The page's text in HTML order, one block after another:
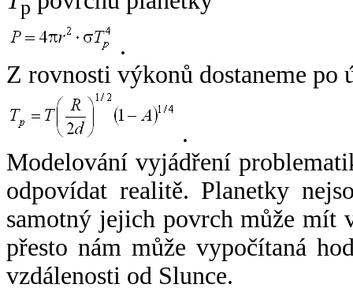
p
.
Z rovnosti výkonů dostaneme po
.
Modelování vyjádření
odpovídat realitě. Planetky
samotný jejich povrch může mít
přesto nám může vypočítaná
vzdálenosti od Slunce.